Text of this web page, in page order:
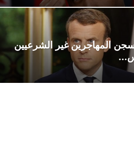
المهاجرين غير الشرعيين